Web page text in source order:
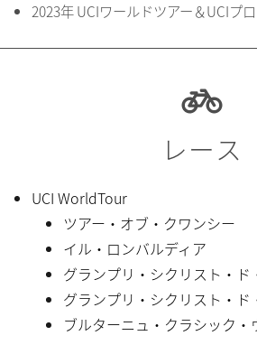
2023年 UCIワールドツアー＆UCIプ
レース
UCI WorldTour
ツアー・オブ・クワンシー
イル・ロンバルディア
グランプリ・シクリスト・ド
グランプリ・シクリスト・ド
ブルターニュ・クラシック